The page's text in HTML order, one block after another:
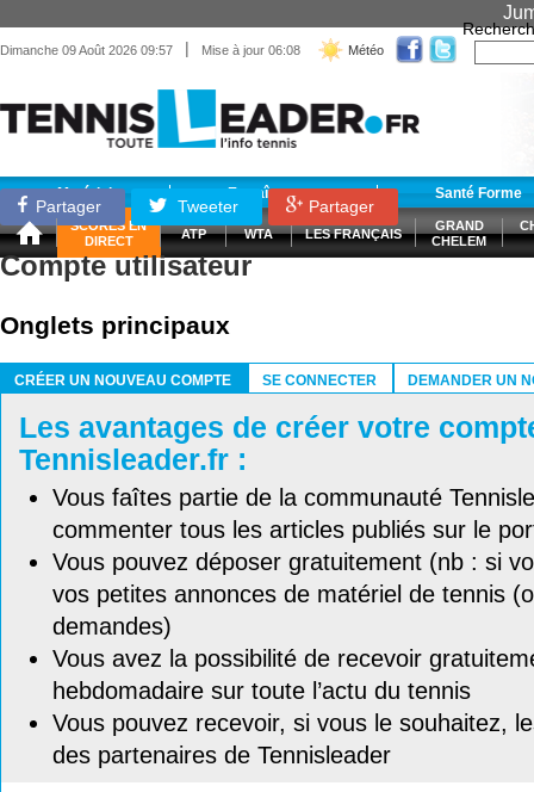
Dimanche 09 Août 2026 09:57 | Mise à jour 06:08 Météo
Matériel Entraînement Santé Forme
SCORES EN
DIRECT
ATP WTA LES FRANÇAIS
GRAND
CHELEM
Partager Tweeter Partager
Compte utilisateur
Onglets principaux
CRÉER UN NOUVEAU COMPTE
SE CONNECTER DEMANDER UN
Les avantages de créer votre
Tennisleader.fr :
Vous faîtes partie de la communauté
commenter tous les articles publiés sur le
Vous pouvez déposer gratuitement (nb : si
vos petites annonces de matériel de tennis
demandes)
Vous avez la possibilité de recevoir
hebdomadaire sur toute l’actu du tennis
Vous pouvez recevoir, si vous le souhaitez,
des partenaires de Tennisleader